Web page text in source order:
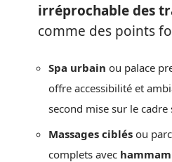
irréprochable des
comme des points
Spa urbain ou palace
offre accessibilité et
second mise sur le
Massages ciblés ou
complets avec hammam